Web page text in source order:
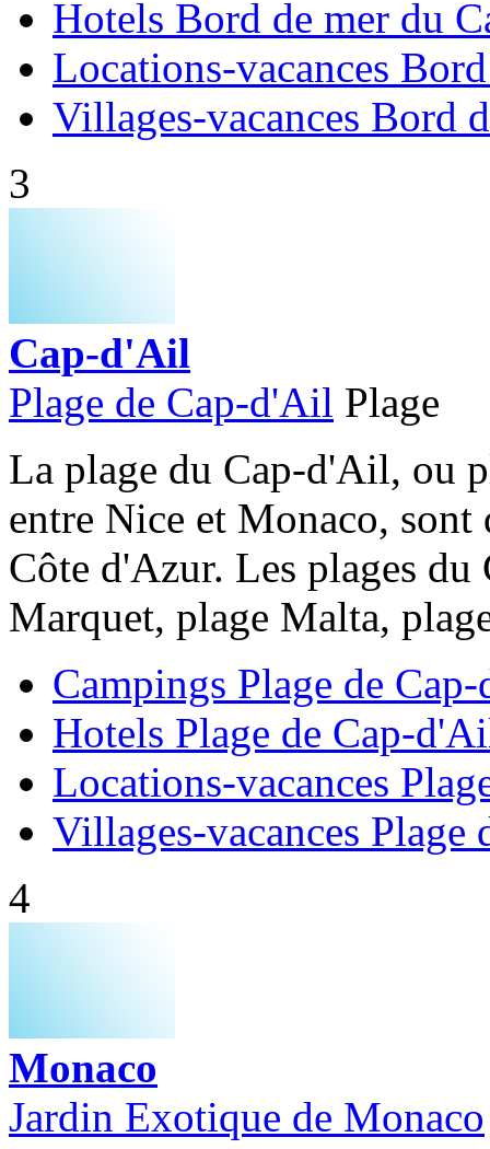
Hotels Bord de mer du
Locations-vacances
Villages-vacances Bord
3
Cap-d'Ail
Plage de Cap-d'Ail Plage
La plage du Cap-d'Ail, ou
entre Nice et Monaco, sont
Côte d'Azur. Les plages
Marquet, plage Malta,
Campings Plage de
Hotels Plage de Cap-
Locations-vacances
Villages-vacances Plage
4
Monaco
Jardin Exotique de Monaco